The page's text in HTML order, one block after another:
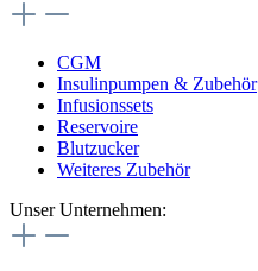
CGM
Insulinpumpen & Zubehör
Infusionssets
Reservoire
Blutzucker
Weiteres Zubehör
Unser Unternehmen: